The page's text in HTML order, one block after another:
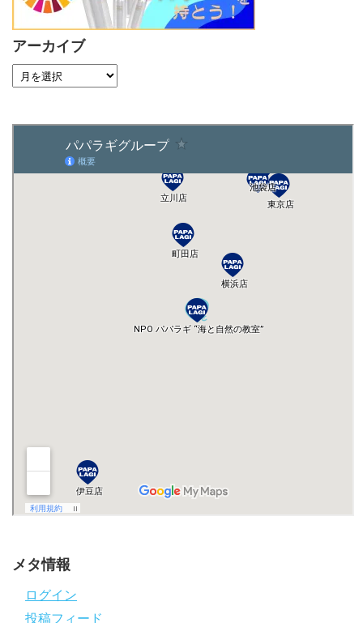
アーカイブ
メタ情報
ログイン
投稿フィード